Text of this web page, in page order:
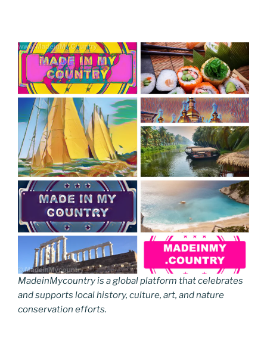
MadeinMycountry is a global platform that celebrates
and supports local history, culture, art, and nature
conservation efforts.